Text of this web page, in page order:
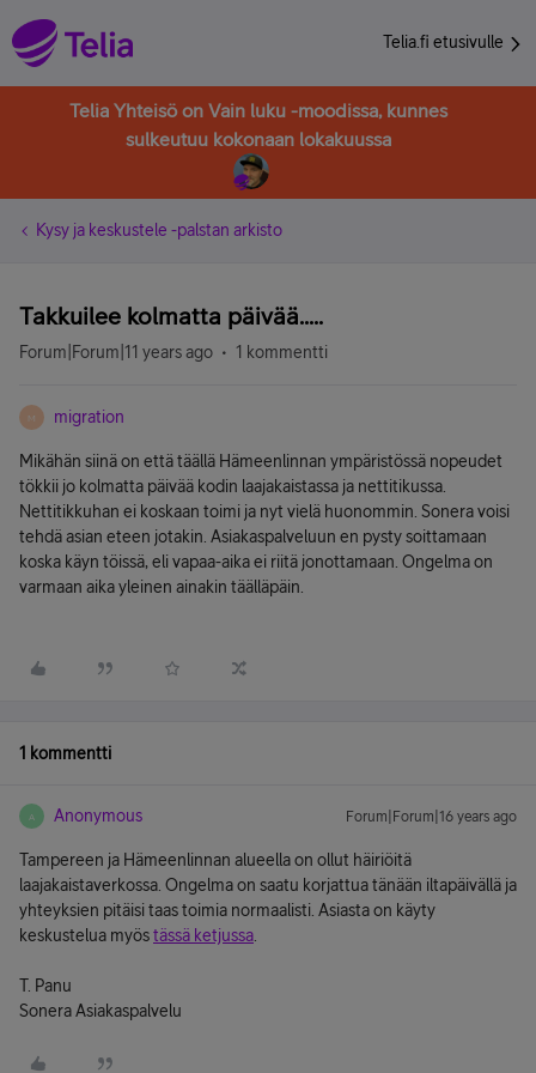
Telia.fi etusivulle
Telia Yhteisö on Vain luku -moodissa, kunnes
sulkeutuu kokonaan lokakuussa
Kysy ja keskustele -palstan arkisto
Takkuilee kolmatta päivää.....
Forum|Forum|11 years ago 1 kommentti
M migration
Mikähän siinä on että täällä Hämeenlinnan ympäristössä nopeudet
tökkii jo kolmatta päivää kodin laajakaistassa ja nettitikussa.
Nettitikkuhan ei koskaan toimi ja nyt vielä huonommin. Sonera voisi
tehdä asian eteen jotakin. Asiakaspalveluun en pysty soittamaan
koska käyn töissä, eli vapaa-aika ei riitä jonottamaan. Ongelma on
varmaan aika yleinen ainakin täälläpäin.
1 kommentti
A Anonymous Forum|Forum|16 years ago
Tampereen ja Hämeenlinnan alueella on ollut häiriöitä
laajakaistaverkossa. Ongelma on saatu korjattua tänään iltapäivällä ja
yhteyksien pitäisi taas toimia normaalisti. Asiasta on käyty
keskustelua myöstässä ketjussa
T. Panu
Sonera Asiakaspalvelu